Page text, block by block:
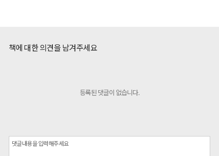
책에 대한 의견을 남겨주세요
등록된 댓글이 없습니다.